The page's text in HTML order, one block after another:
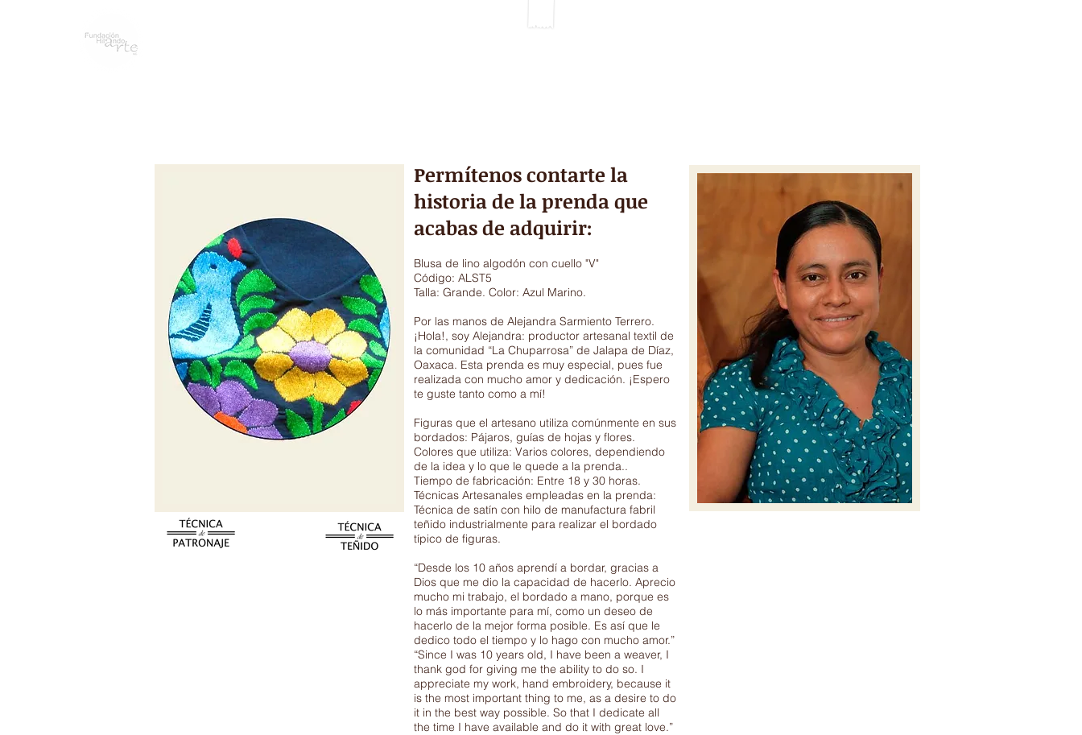
Blusa de lino algodón con cuello "V"
Código: ALST5
Talla: Grande. Color: Azul Marino.
Por las manos de Alejandra Sarmiento Terrero.
¡Hola!, soy Alejandra: productor artesanal textil de
la comunidad “La Chuparrosa” de Jalapa de Díaz,
Oaxaca. Esta prenda es muy especial, pues fue
realizada con mucho amor y dedicación. ¡Espero
te guste tanto como a mí!
Figuras que el artesano utiliza comúnmente en sus
bordados: Pájaros, guías de hojas y flores.
Colores que utiliza: Varios colores, dependiendo
de la idea y lo que le quede a la prenda..
Tiempo de fabricación: Entre 18 y 30 horas.
Técnicas Artesanales empleadas en la prenda:
Técnica de satín con hilo de manufactura fabril
teñido industrialmente para realizar el bordado
típico de figuras.
“Desde los 10 años aprendí a bordar, gracias a
Dios que me dio la capacidad de hacerlo. Aprecio
mucho mi trabajo, el bordado a mano, porque es
lo más importante para mí, como un deseo de
hacerlo de la mejor forma posible. Es así que le
dedico todo el tiempo y lo hago con mucho amor.”
“Since I was 10 years old, I have been a weaver, I
thank god for giving me the ability to do so. I
appreciate my work, hand embroidery, because it
is the most important thing to me, as a desire to do
it in the best way possible. So that I dedicate all
the time I have available and do it with great love.”
Permítenos contarte la
historia de la prenda que
acabas de adquirir: